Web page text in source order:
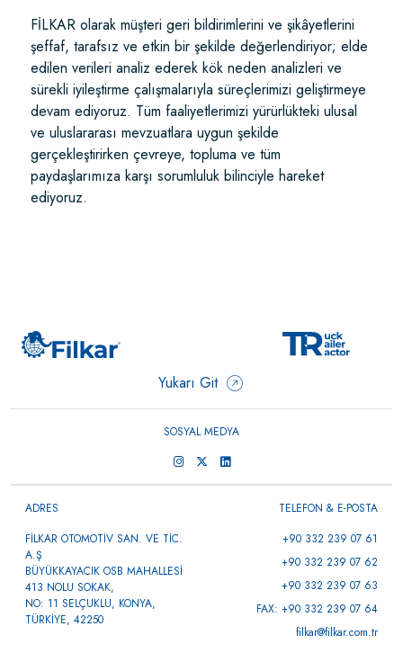
FİLKAR olarak müşteri geri bildirimlerini ve şikâyetlerini
şeffaf, tarafsız ve etkin bir şekilde değerlendiriyor; elde
edilen verileri analiz ederek kök neden analizleri ve
sürekli iyileştirme çalışmalarıyla süreçlerimizi geliştirmeye
devam ediyoruz. Tüm faaliyetlerimizi yürürlükteki ulusal
ve uluslararası mevzuatlara uygun şekilde
gerçekleştirirken çevreye, topluma ve tüm
paydaşlarımıza karşı sorumluluk bilinciyle hareket
ediyoruz.
Yukarı Git
SOSYAL MEDYA
ADRES
FİLKAR OTOMOTİV SAN. VE TİC.
A.Ş
BÜYÜKKAYACIK OSB MAHALLESİ
413 NOLU SOKAK,
NO: 11 SELÇUKLU, KONYA,
TÜRKİYE, 42250
TELEFON & E-POSTA
+90 332 239 07 61
+90 332 239 07 62
+90 332 239 07 63
FAX: +90 332 239 07 64
filkar@filkar.com.tr